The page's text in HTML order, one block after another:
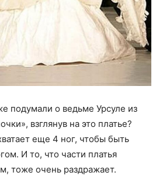
подумали о ведьме Урсуле из
взглянув на это платье?
еще 4 ног, чтобы быть
И то, что части платья
тоже очень раздражает.